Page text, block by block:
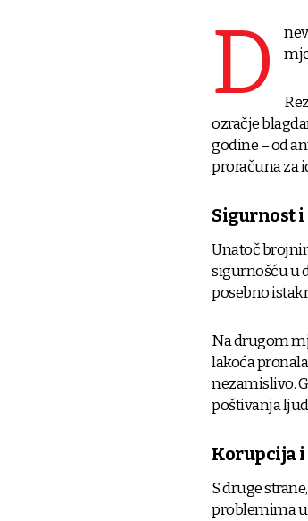
D
ozračje
godine – od
proračuna za
Sigurnost
Unatoč
sigurnošću u
posebno
Na drugom
lakoća
nezamislivo.
poštivanja
Korupcija
S druge
problemima u